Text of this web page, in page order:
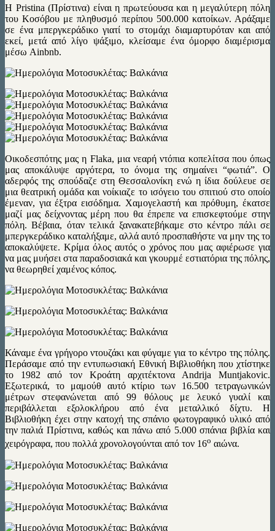
Η Pristina (Πρίστινα) είναι η πρωτεύουσα και η μεγαλύτερη πόλη
του Κοσόβου με πληθυσμό περίπου 500.000 κατοίκων. Αράξαμε
σε ένα μπεργκεράδικο γιατί το στομάχι διαμαρτυρόταν και από
εκεί, μετά από λίγο ψάξιμο, κλείσαμε ένα όμορφο διαμέρισμα
μέσω Ainbnb.
Οικοδεσπότης μας η Flaka, μια νεαρή ντόπια κοπελίτσα που όπως
μας αποκάλυψε αργότερα, το όνομα της σημαίνει “φωτιά”. Ο
αδερφός της σπούδαζε στη Θεσσαλονίκη ενώ η ίδια δούλευε σε
μια θεατρική ομάδα και νοίκιαζε το ισόγειο του σπιτιού στο οποίο
έμεναν, για έξτρα εισόδημα. Χαμογελαστή και πρόθυμη, έκατσε
μαζί μας δείχνοντας μέρη που θα έπρεπε να επισκεφτούμε στην
πόλη. Βέβαια, όταν τελικά ξανακατεβήκαμε στο κέντρο πάλι σε
μπεργκεράδικο καταλήξαμε, αλλά αυτό προσπαθήστε να μην της το
αποκαλύψετε. Κρίμα όλος αυτός ο χρόνος που μας αφιέρωσε για
να μας μυήσει στα παραδοσιακά και γκουρμέ εστιατόρια της πόλης,
να θεωρηθεί χαμένος κόπος.
Κάναμε ένα γρήγορο ντουζάκι και φύγαμε για το κέντρο της πόλης.
Περάσαμε από την εντυπωσιακή Εθνική Βιβλιοθήκη που χτίστηκε
το 1982 από τον Κροάτη αρχιτέκτονα Andrija Muntjakovic.
Εξωτερικά, το μαμούθ αυτό κτίριο των 16.500 τετραγωνικών
μέτρων στεφανώνεται από 99 θόλους με λευκό γυαλί και
περιβάλλεται εξολοκλήρου από ένα μεταλλικό δίχτυ. Η
Βιβλιοθήκη έχει στην κατοχή της σπάνιο φωτογραφικό υλικό από
την παλιά Πρίστινα, καθώς και πάνω από 5.000 σπάνια βιβλία και
χειρόγραφα, που πολλά χρονολογούνται από τον 16ο αιώνα.